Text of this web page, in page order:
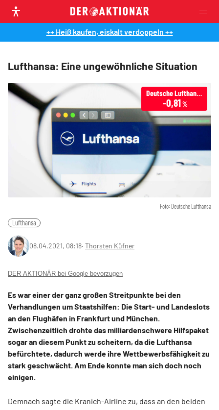
++ Heiß kaufen, eiskalt verdoppeln ++
Lufthansa: Eine ungewöhnliche Situation
Foto: Deutsche Lufthansa
Deutsche Lufthansa
-0,81%
Lufthansa
08.04.2021, 08:18‧ Thorsten Küfner
DER AKTIONÄR bei Google bevorzugen
Es war einer der ganz großen Streitpunkte bei den
Verhandlungen um Staatshilfen: Die Start- und Landeslots
an den Flughäfen in Frankfurt und München.
Zwischenzeitlich drohte das milliardenschwere Hilfspaket
sogar an diesem Punkt zu scheitern, da die Lufthansa
befürchtete, dadurch werde ihre Wettbewerbsfähigkeit zu
stark geschwächt. Am Ende konnte man sich doch noch
einigen.
Demnach sagte die Kranich-Airline zu, dass an den beiden